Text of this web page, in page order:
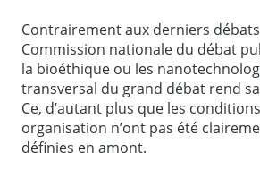
Contrairement aux derniers
Commission nationale du débat
la bioéthique ou les
transversal du grand débat rend
Ce, d’autant plus que les
organisation n’ont pas été
définies en amont.